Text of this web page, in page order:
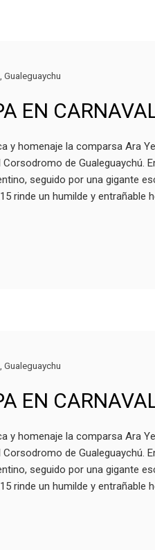
,Gualeguaychu
EN
y homenaje la comparsa Ara
Corsodromo de Gualeguaychú.
seguido por una gigante
rinde un humilde y entrañable
,Gualeguaychu
EN
y homenaje la comparsa Ara
Corsodromo de Gualeguaychú.
seguido por una gigante
rinde un humilde y entrañable